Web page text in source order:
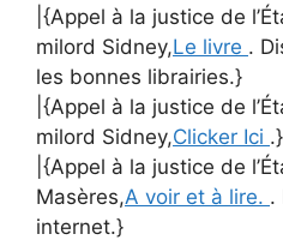
|{Appel à la justice de
milord Sidney,Le livre .
les bonnes librairies.}
|{Appel à la justice de
milord Sidney,Clicker Ici .}
|{Appel à la justice de
Masères,A voir et à lire. .
internet.}